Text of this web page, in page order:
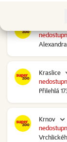
Kraslice
Přilehlá
Krnov